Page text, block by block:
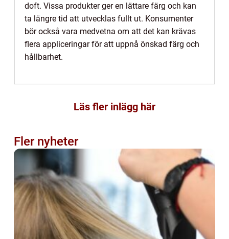
doft. Vissa produkter ger en lättare färg och kan
ta längre tid att utvecklas fullt ut. Konsumenter
bör också vara medvetna om att det kan krävas
flera appliceringar för att uppnå önskad färg och
hållbarhet.
Läs fler inlägg här
Fler nyheter